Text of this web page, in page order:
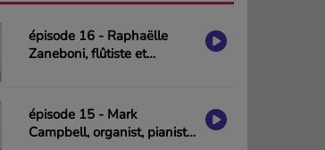
épisode 16 - Raphaëlle
Zaneboni, flûtiste et
épisode 15 - Mark
Campbell, organist, pianist